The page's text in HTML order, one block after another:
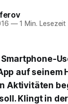
—1 Min. Lesezeit
auf seinem
Aktivitäten
Klingt in